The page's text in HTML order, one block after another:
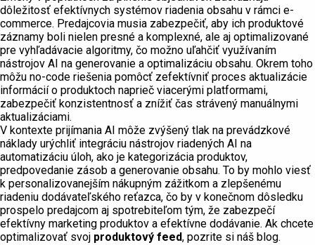
dôležitosť efektívnych systémov riadenia obsahu v rámci e-
commerce. Predajcovia musia zabezpečiť, aby ich produktové
záznamy boli nielen presné a komplexné, ale aj optimalizované
pre vyhľadávacie algoritmy, čo možno uľahčiť využívaním
nástrojov AI na generovanie a optimalizáciu obsahu. Okrem toho
môžu no-code riešenia pomôcť zefektívniť proces aktualizácie
informácií o produktoch naprieč viacerými platformami,
zabezpečiť konzistentnosť a znížiť čas strávený manuálnymi
aktualizáciami.
V kontexte prijímania AI môže zvýšený tlak na prevádzkové
náklady urýchliť integráciu nástrojov riadených AI na
automatizáciu úloh, ako je kategorizácia produktov,
predpovedanie zásob a generovanie obsahu. To by mohlo viesť
k personalizovanejším nákupným zážitkom a zlepšenému
riadeniu dodávateľského reťazca, čo by v konečnom dôsledku
prospelo predajcom aj spotrebiteľom tým, že zabezpečí
efektívny marketing produktov a efektívne dodávanie. Ak chcete
optimalizovať svoj produktový feed, pozrite si náš blog.